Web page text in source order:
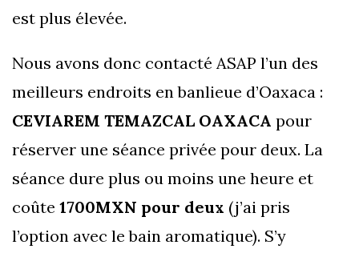
est plus élevée.
Nous avons donc contacté ASAP l’un des
meilleurs endroits en banlieue d’Oaxaca :
CEVIAREM TEMAZCAL OAXACA pour
réserver une séance privée pour deux. La
séance dure plus ou moins une heure et
coûte 1700MXN pour deux (j’ai pris
l’option avec le bain aromatique). S’y